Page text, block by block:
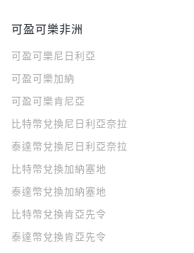
可盈可樂非洲
可盈可樂 尼日利亞
可盈可樂加納
可盈可樂肯尼亞
比特幣兌換尼日利亞奈拉
泰達幣兌換尼日利亞奈拉
比特幣兌換加納塞地
泰達幣兌換加納塞地
比特幣兌換肯亞先令
泰達幣兌換肯亞先令